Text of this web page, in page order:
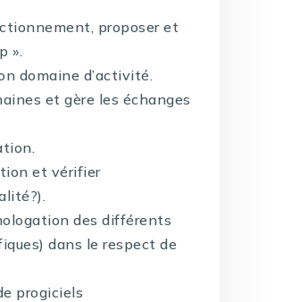
proposer et
».
domaine d’activité.
et gère les échanges
et vérifier
des différents
dans le respect de
progiciels